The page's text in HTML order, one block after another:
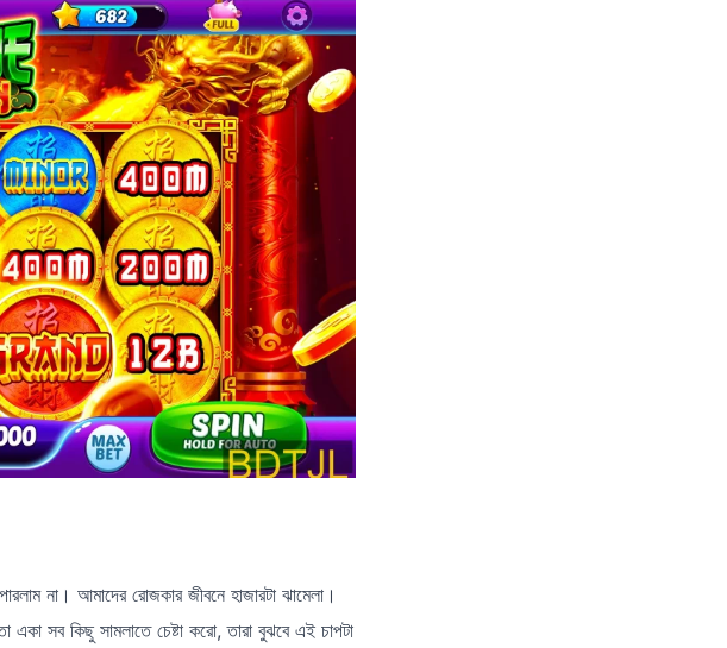
না। আমাদের রোজকার জীবনে হাজারটা ঝামেলা।
সব কিছু সামলাতে চেষ্টা করো, তারা বুঝবে এই চাপটা